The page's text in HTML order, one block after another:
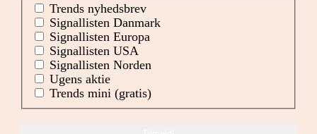
Trends nyhedsbrev
Signallisten Danmark
Signallisten Europa
Signallisten USA
Signallisten Norden
Ugens aktie
Trends mini (gratis)